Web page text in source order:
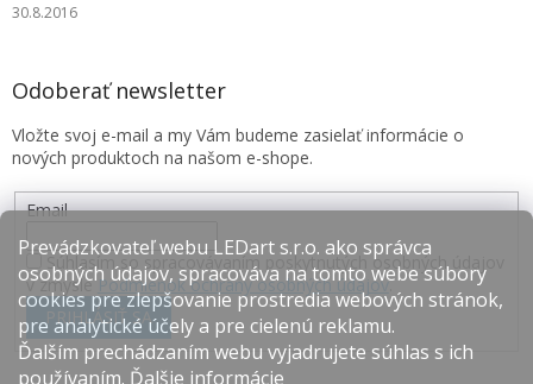
Prevádzkovateľ webu LEDart s.r.o. ako správca
osobných údajov, spracováva na tomto webe súbory
cookies pre zlepšovanie prostredia webových stránok,
pre analytické účely a pre cielenú reklamu.
Ďalším prechádzaním webu vyjadrujete súhlas s ich
používaním. Ďalšie informácie
30.8.2016
Odoberať newsletter
Vložte svoj e-mail a my Vám budeme zasielať informácie o
nových produktoch na našom e-shope.
Email
Súhlasím so spracovávaním poskytnutých osobných údajov
v zmysle Podmienok ochrany osobných údajov.
PRIHLÁSIŤ SA